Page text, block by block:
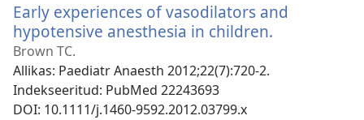
Early experiences of vasodilators and
hypotensive anesthesia in children.
Brown TC.
Allikas‎: Paediatr Anaesth 2012;22(7):720-2.
Indekseeritud‎: PubMed 22243693
DOI‎: 10.1111/j.1460-9592.2012.03799.x